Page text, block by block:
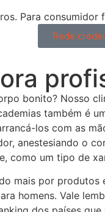
Para consumidor
Rede
bonito? Nosso
também é
los com as
anestesiando o
como um tipo de
mais por
homens. Vale